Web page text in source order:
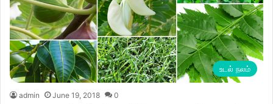
உடல் நலம்
admin June 19, 2018 0